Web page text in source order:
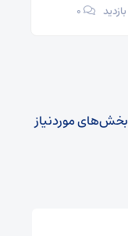
۰
بخش‌های موردنیاز